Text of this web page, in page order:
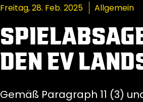
Freitag, 28. Feb. 2025 Allgemein
DEN EV
Gemäß Paragraph 11 (3)